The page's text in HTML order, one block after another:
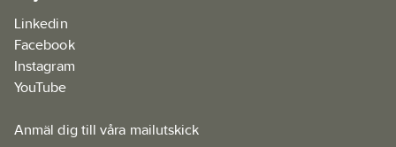
Linkedin
Facebook
Instagram
YouTube
Anmäl dig till våra mailutskick